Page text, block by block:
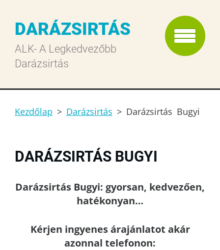
DARÁZSIRTÁS
ALK- A Legkedvezőbb
Darázsirtás
Kezdőlap > Darázsirtás > Darázsirtás Bugyi
DARÁZSIRTÁS BUGYI
Darázsirtás Bugyi: gyorsan, kedvezően,
hatékonyan…
Kérjen ingyenes árajánlatot akár
azonnal telefonon: